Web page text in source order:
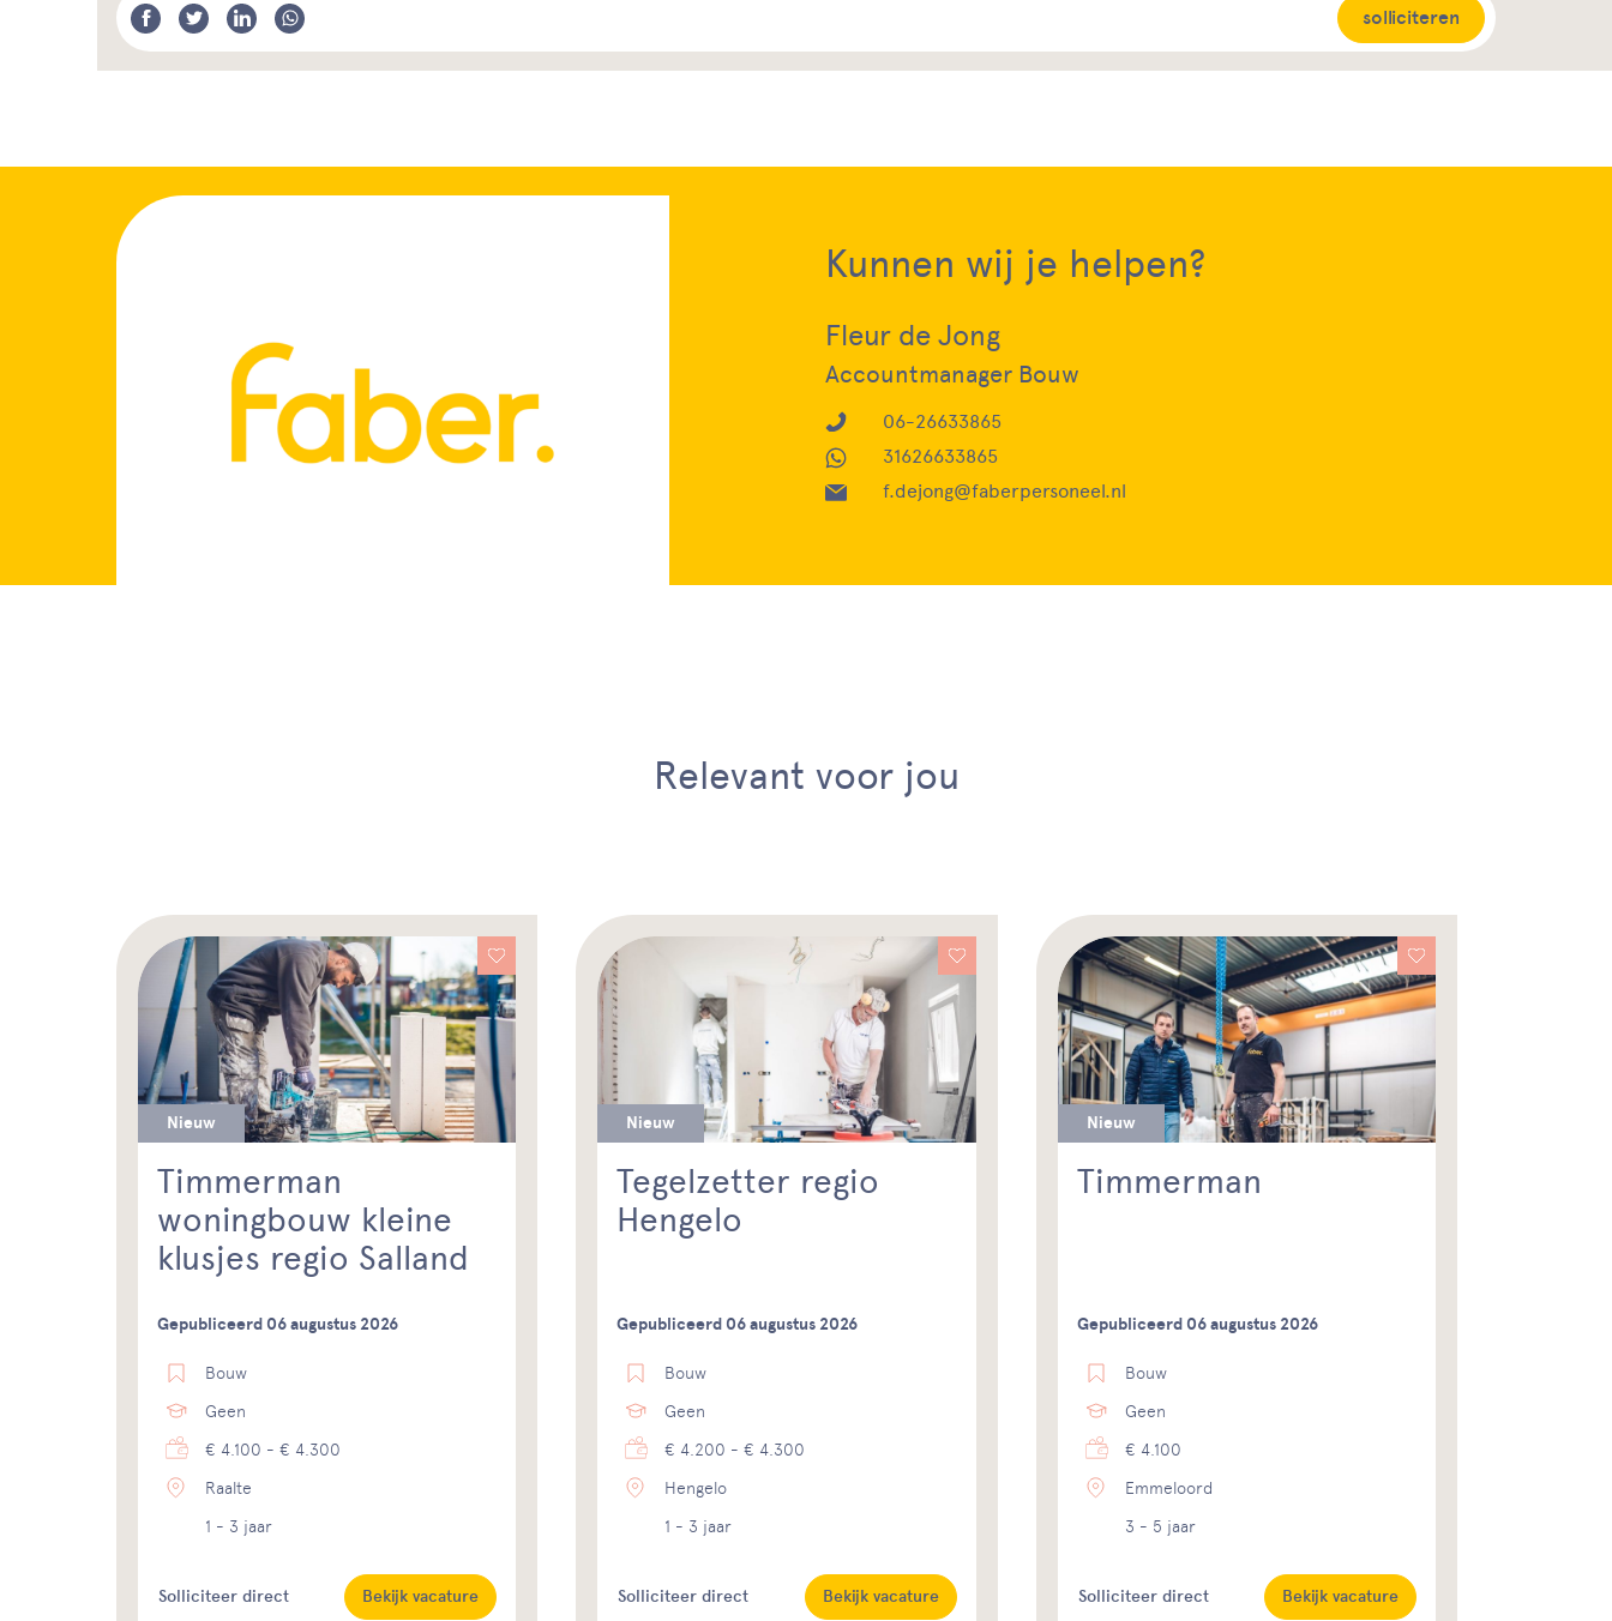
solliciteren
Kunnen wij je helpen?
Fleur de Jong
Accountmanager Bouw
06-26633865
31626633865
f.dejong@faberpersoneel.nl
Relevant voor jou
Nieuw
Timmerman
woningbouw kleine
klusjes regio Salland
Gepubliceerd 06 augustus 2026
Bouw
Geen
€ 4.100 - € 4.300
Raalte
1 - 3 jaar
Solliciteer direct Bekijk vacature
Nieuw
Tegelzetter regio
Hengelo
Gepubliceerd 06 augustus 2026
Bouw
Geen
€ 4.200 - € 4.300
Hengelo
1 - 3 jaar
Solliciteer direct Bekijk vacature
Nieuw
Timmerman
Gepubliceerd 06 augustus 2026
Bouw
Geen
€ 4.100
Emmeloord
3 - 5 jaar
Solliciteer direct Bekijk vacature